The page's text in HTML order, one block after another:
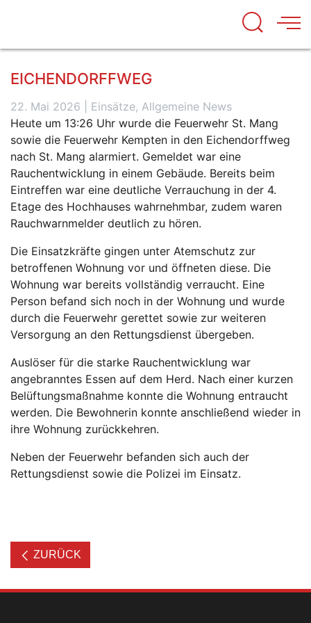
EICHENDORFFWEG
22. Mai 2026
Einsätze, Allgemeine News
Heute um 13:26 Uhr wurde die Feuerwehr St. Mang
sowie die Feuerwehr Kempten in den Eichendorffweg
nach St. Mang alarmiert. Gemeldet war eine
Rauchentwicklung in einem Gebäude. Bereits beim
Eintreffen war eine deutliche Verrauchung in der 4.
Etage des Hochhauses wahrnehmbar, zudem waren
Rauchwarnmelder deutlich zu hören.
Die Einsatzkräfte gingen unter Atemschutz zur
betroffenen Wohnung vor und öffneten diese. Die
Wohnung war bereits vollständig verraucht. Eine
Person befand sich noch in der Wohnung und wurde
durch die Feuerwehr gerettet sowie zur weiteren
Versorgung an den Rettungsdienst übergeben.
Auslöser für die starke Rauchentwicklung war
angebranntes Essen auf dem Herd. Nach einer kurzen
Belüftungsmaßnahme konnte die Wohnung entraucht
werden. Die Bewohnerin konnte anschließend wieder in
ihre Wohnung zurückkehren.
Neben der Feuerwehr befanden sich auch der
Rettungsdienst sowie die Polizei im Einsatz.
ZURÜCK